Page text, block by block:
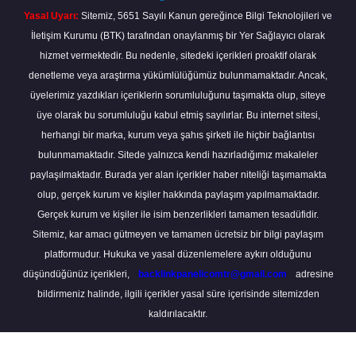
Yasal Uyarı: Sitemiz, 5651 Sayılı Kanun gereğince Bilgi Teknolojileri ve
İletişim Kurumu (BTK) tarafından onaylanmış bir Yer Sağlayıcı olarak
hizmet vermektedir. Bu nedenle, sitedeki içerikleri proaktif olarak
denetleme veya araştırma yükümlülüğümüz bulunmamaktadır. Ancak,
üyelerimiz yazdıkları içeriklerin sorumluluğunu taşımakta olup, siteye
üye olarak bu sorumluluğu kabul etmiş sayılırlar. Bu internet sitesi,
herhangi bir marka, kurum veya şahıs şirketi ile hiçbir bağlantısı
bulunmamaktadır. Sitede yalnızca kendi hazırladığımız makaleler
paylaşılmaktadır. Burada yer alan içerikler haber niteliği taşımamakta
olup, gerçek kurum ve kişiler hakkında paylaşım yapılmamaktadır.
Gerçek kurum ve kişiler ile isim benzerlikleri tamamen tesadüfidir.
Sitemiz, kar amacı gütmeyen ve tamamen ücretsiz bir bilgi paylaşım
platformudur. Hukuka ve yasal düzenlemelere aykırı olduğunu
düşündüğünüz içerikleri,
backlinkpanelicomtr@gmail.com
adresine
bildirmeniz halinde, ilgili içerikler yasal süre içerisinde sitemizden
kaldırılacaktır.